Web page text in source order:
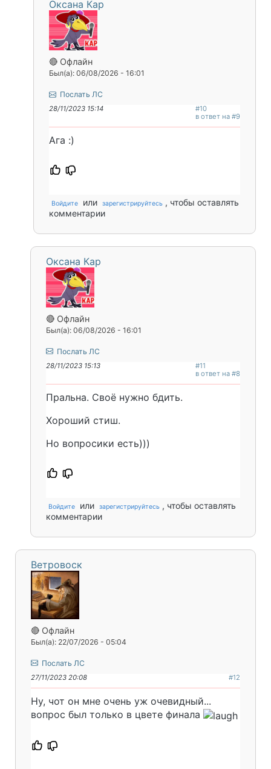
Оксана Кар
🔴 Офлайн
Был(а): 06/08/2026 - 16:01
Послать ЛС
28/11/2023 15:14
#10
в ответ на #9
Ага :)
Войдите или зарегистрируйтесь , чтобы оставлять
комментарии
Оксана Кар
🔴 Офлайн
Был(а): 06/08/2026 - 16:01
Послать ЛС
28/11/2023 15:13
#11
в ответ на #8
Пральна. Своё нужно бдить.
Хороший стиш.
Но вопросики есть)))
Войдите или зарегистрируйтесь , чтобы оставлять
комментарии
Ветровоск
🔴 Офлайн
Был(а): 22/07/2026 - 05:04
Послать ЛС
27/11/2023 20:08 #12
Ну, чот он мне очень уж очевидный...
вопрос был только в цвете финала